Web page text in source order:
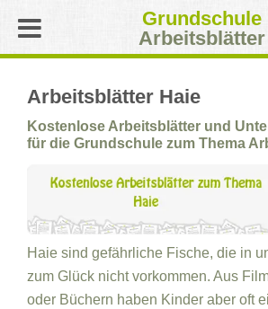
Grundschule
Arbeitsblätter
Arbeitsblätter Haie
Kostenlose Arbeitsblätter und
für die Grundschule zum Thema
Haie sind gefährliche Fische, die in
zum Glück nicht vorkommen. Aus
oder Büchern haben Kinder aber oft